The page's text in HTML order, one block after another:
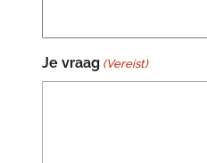
Je vraag (Vereist)